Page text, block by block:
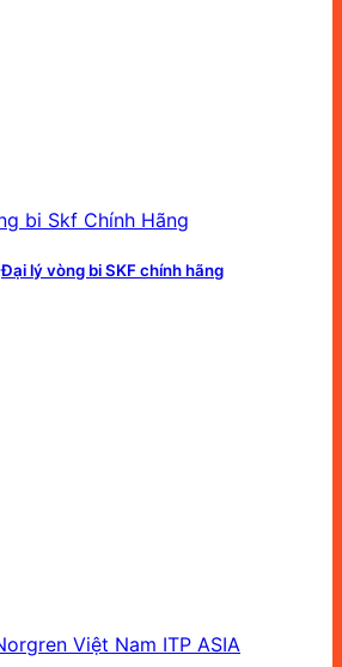
Đại lý vòng bi SKF chính hãng